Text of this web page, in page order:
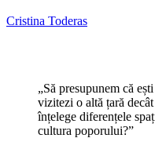
Cristina Toderas
„Să presupunem că
vizitezi o altă țară
înțelege diferențele
cultura poporului?”